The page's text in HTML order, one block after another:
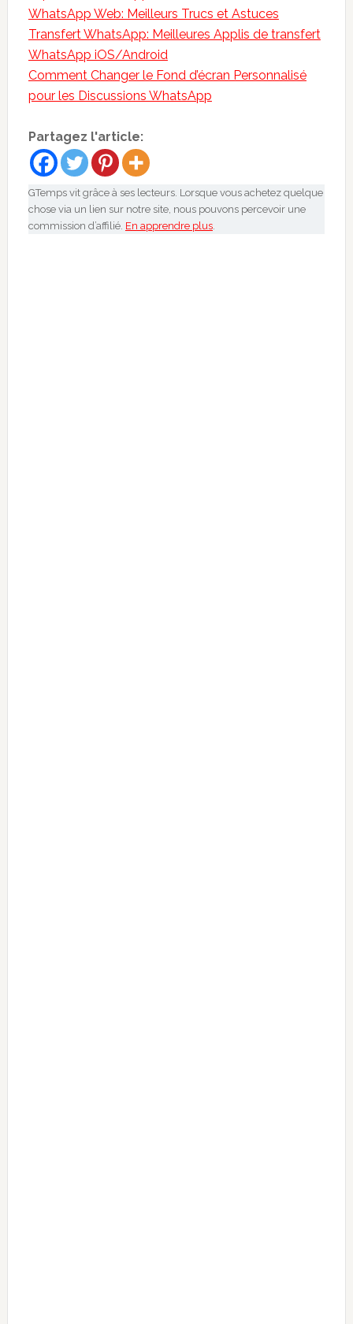
WhatsApp Web: Meilleurs Trucs et Astuces
Transfert WhatsApp: Meilleures Applis de transfert
WhatsApp iOS/Android
Comment Changer le Fond d’écran Personnalisé
pour les Discussions WhatsApp
Partagez l'article:
GTemps vit grâce à ses lecteurs. Lorsque vous achetez quelque
chose via un lien sur notre site, nous pouvons percevoir une
commission d’affilié. En apprendre plus.